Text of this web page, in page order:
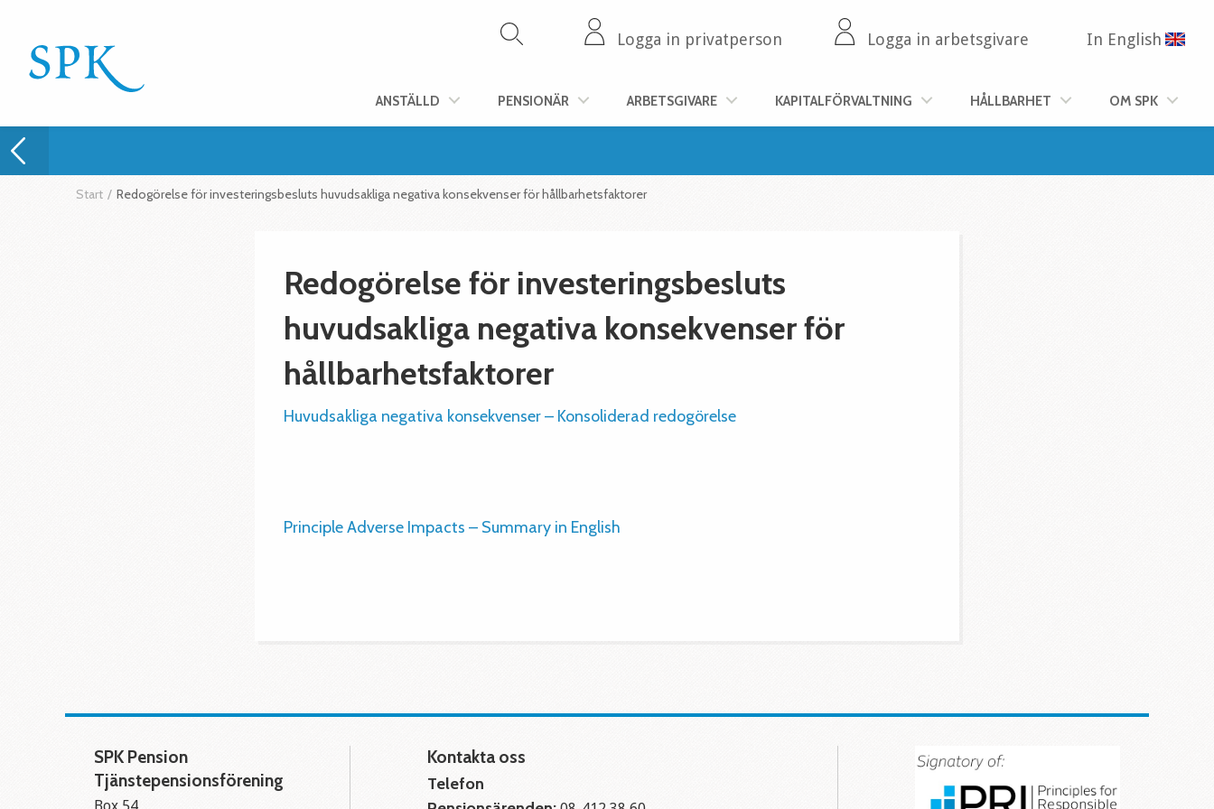
Logga in privatperson Logga in arbetsgivare In English
ANSTÄLLD PENSIONÄR ARBETSGIVARE KAPITALFÖRVALTNING HÅLLBARHET OM SPK
Start / Redogörelse för investeringsbesluts huvudsakliga negativa konsekvenser för hållbarhetsfaktorer
Redogörelse för investeringsbesluts
huvudsakliga negativa konsekvenser för
hållbarhetsfaktorer
Huvudsakliga negativa konsekvenser – Konsoliderad redogörelse
Principle Adverse Impacts – Summary in English
SPK Pension
Tjänstepensionsförening
Kontakta oss
Telefon